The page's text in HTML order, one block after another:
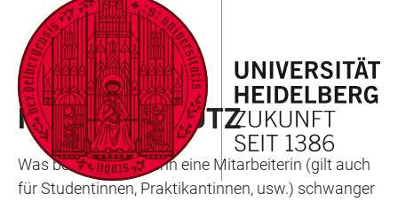
LINKS
ZUR
BARRIEREFREIHEIT
ZUM
HAUPTINHALT
HAUPTNAVIGATION
ÖFFNEN
WEBSEITENSUCHE
ÖFFNEN
MUTTERSCHUTZ
MUTTERSCHUTZ
Was bedeutet es, wenn eine Mitarbeiterin (gilt auch
für Studentinnen, Praktikantinnen, usw.) schwanger